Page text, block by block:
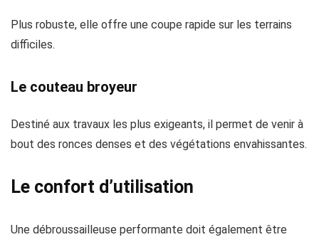
Plus robuste, elle offre une coupe rapide sur les terrains
difficiles.
Le couteau broyeur
Destiné aux travaux les plus exigeants, il permet de venir à
bout des ronces denses et des végétations envahissantes.
Le confort d’utilisation
Une débroussailleuse performante doit également être